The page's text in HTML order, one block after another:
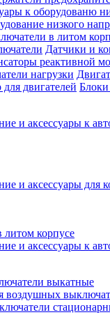
к оборудованю
низкого
в литом
Датчики и
реактивной
нагрузки
двигателей
и аксессуары к
и аксессуары для
корпусе
и аксессуары к
выкатные
воздушных